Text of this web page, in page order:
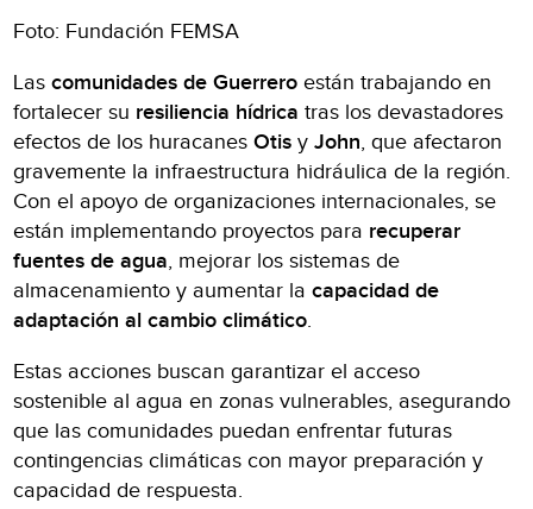
Foto: Fundación FEMSA
Lascomunidades de Guerrero están trabajando en
fortalecer su resiliencia hídrica tras los devastadores
efectos de los huracanesOtis yJohn, que afectaron
gravemente la infraestructura hidráulica de la región.
Con el apoyo de organizaciones internacionales, se
están implementando proyectos para recuperar
fuentes de agua, mejorar los sistemas de
almacenamiento y aumentar lacapacidad de
adaptación al cambio climático.
Estas acciones buscan garantizar el acceso
sostenible al agua en zonas vulnerables, asegurando
que las comunidades puedan enfrentar futuras
contingencias climáticas con mayor preparación y
capacidad de respuesta.